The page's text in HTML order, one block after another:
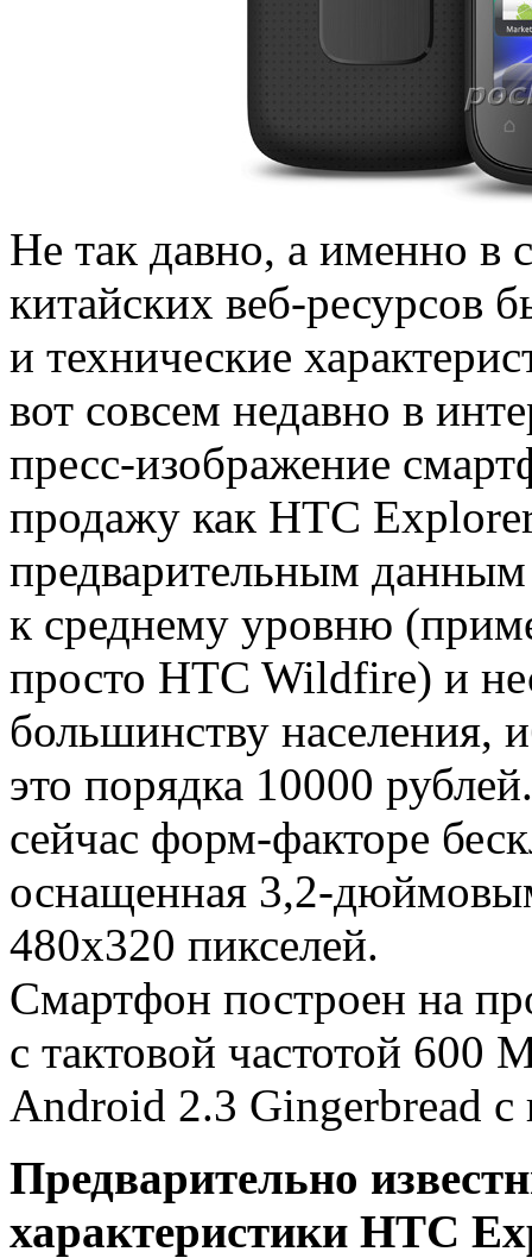
Не так давно, а именно в
китайских веб-ресурсов
и технические
вот совсем недавно в
пресс-изображение
продажу как HTC
предварительным данным
к среднему уровню
просто HTC Wildfire) и
большинству населения,
это порядка 10000
сейчас форм-факторе
оснащенная 3,2-
480х320 пикселей.
Смартфон построен на
с тактовой частотой
Android 2.3 Gingerbread
Предварительно
характеристики HTC